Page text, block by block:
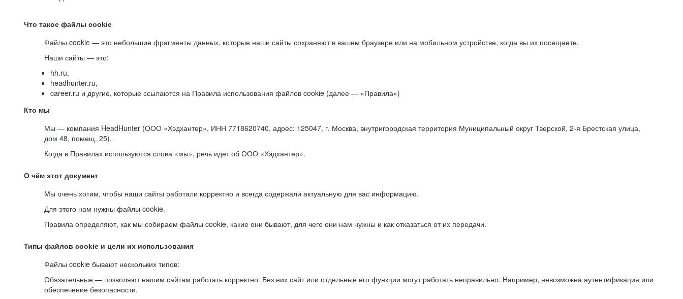
Что такое файлы cookie
Файлы cookie — это небольшие фрагменты данных, которые наши сайты сохраняют в вашем браузере или на мобильном устройстве, когда вы их посещаете.
Наши сайты — это:
hh.ru,
headhunter.ru,
career.ru и другие, которые ссылаются на Правила использования файлов cookie (далее — «Правила»)
Кто мы
Мы — компания HeadHunter (ООО «Хэдхантер», ИНН 7718620740, адрес: 125047, г. Москва, внутригородская территория Муниципальный округ Тверской, 2-я Брестская улица,
дом 48, помещ. 25).
Когда в Правилах используются слова «мы», речь идет об ООО «Хэдхантер».
О чём этот документ
Мы очень хотим, чтобы наши сайты работали корректно и всегда содержали актуальную для вас информацию.
Для этого нам нужны файлы cookie.
Правила определяют, как мы собираем файлы cookie, какие они бывают, для чего они нам нужны и как отказаться от их передачи.
Типы файлов cookie и цели их использования
Файлы cookie бывают нескольких типов:
Обязательные — позволяют нашим сайтам работать корректно. Без них сайт или отдельные его функции могут работать неправильно. Например, невозможна аутентификация или
обеспечение безопасности.